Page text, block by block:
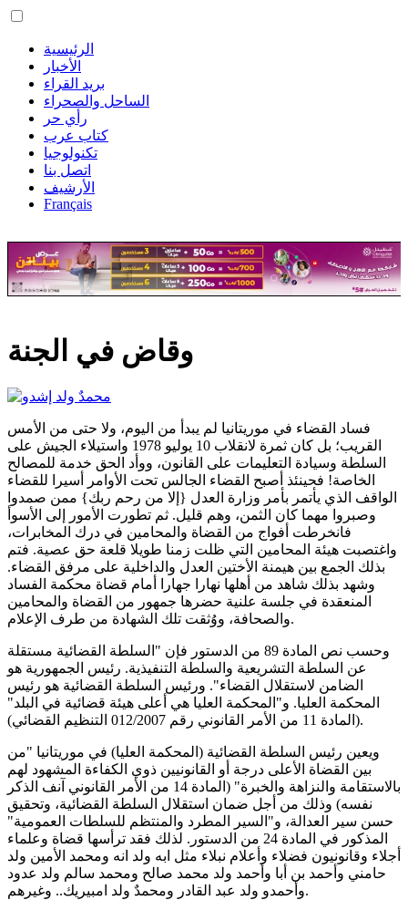
الرئيسية
الأخبار
بريد القراء
الساحل والصحراء
رأي حر
كتاب عرب
تكنولوجيا
اتصل بنا
الأرشيف
Français
وقاض في الجنة
فساد القضاء في موريتانيا لم يبدأ من اليوم، ولا حتى من الأمس
القريب؛ بل كان ثمرة لانقلاب 10 يوليو 1978 واستيلاء الجيش على
السلطة وسيادة التعليمات على القانون، ووأد الحق خدمة للمصالح
الخاصة! فحينئذ أصبح القضاء الجالس تحت الأوامر أسيرا للقضاء
الواقف الذي يأتمر بأمر وزارة العدل {إلا من رحم ربك} ممن صمدوا
وصبروا مهما كان الثمن، وهم قليل. ثم تطورت الأمور إلى الأسوأ
فانخرطت أفواج من القضاة والمحامين في درك المخابرات،
واغتصبت هيئة المحامين التي ظلت زمنا طويلا قلعة حق عصية. فتم
بذلك الجمع بين هيمنة الأختين العدل والداخلية على مرفق القضاء.
وشهد بذلك شاهد من أهلها نهارا جهارا أمام قضاة محكمة الفساد
المنعقدة في جلسة علنية حضرها جمهور من القضاة والمحامين
والصحافة، ووُثقت تلك الشهادة من طرف الإعلام.
وحسب نص المادة 89 من الدستور فإن "السلطة القضائية مستقلة
عن السلطة التشريعية والسلطة التنفيذية. رئيس الجمهورية هو
الضامن لاستقلال القضاء". ورئيس السلطة القضائية هو رئيس
المحكمة العليا. و"المحكمة العليا هي أعلى هيئة قضائية في البلد"
(المادة 11 من الأمر القانوني رقم 012/2007 التنظيم القضائي).
ويعين رئيس السلطة القضائية (المحكمة العليا) في موريتانيا "من
بين القضاة الأعلى درجة أو القانونيين ذوي الكفاءة المشهود لهم
بالاستقامة والنزاهة والخبرة" (المادة 14 من الأمر القانوني آنف الذكر
نفسه) وذلك من أجل ضمان استقلال السلطة القضائية، وتحقيق
حسن سير العدالة، و"السير المطرد والمنتظم للسلطات العمومية"
المذكور في المادة 24 من الدستور. لذلك فقد ترأسها قضاة وعلماء
أجلاء وقانونيون فضلاء وأعلام نبلاء مثل ابه ولد انه ومحمد الأمين ولد
حامني وأحمد بن أبا وأحمد ولد محمد صالح ومحمد سالم ولد عدود
وأحمدو ولد عبد القادر ومحمدٌ ولد امبيريك.. وغيرهم.